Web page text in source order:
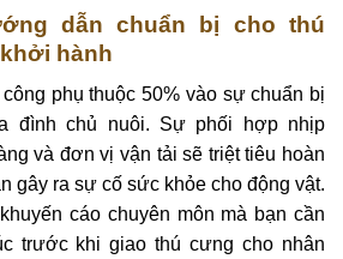
dẫn chuẩn bị cho thú
hành
phụ thuộc 50% vào sự chuẩn bị
đình chủ nuôi. Sự phối hợp nhịp
và đơn vị vận tải sẽ triệt tiêu hoàn
gây ra sự cố sức khỏe cho động vật.
cáo chuyên môn mà bạn cần
trước khi giao thú cưng cho nhân